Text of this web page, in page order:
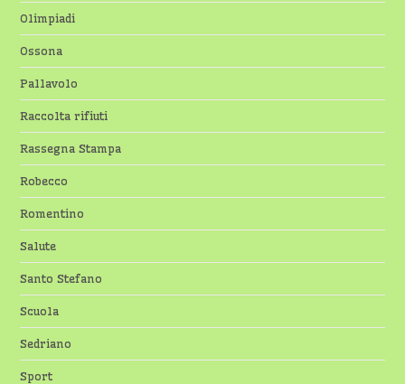
Olimpiadi
Ossona
Pallavolo
Raccolta rifiuti
Rassegna Stampa
Robecco
Romentino
Salute
Santo Stefano
Scuola
Sedriano
Sport